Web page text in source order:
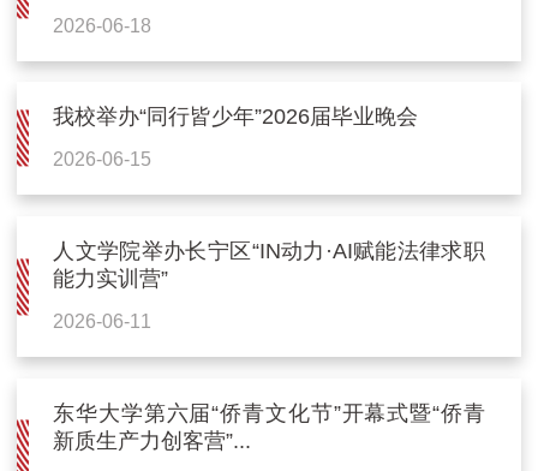
2026-06-18
我校举办“同行皆少年”2026届毕业晚会
2026-06-15
人文学院举办长宁区“IN动力·AI赋能法律求职
能力实训营”
2026-06-11
东华大学第六届“侨青文化节”开幕式暨“侨青
新质生产力创客营”...